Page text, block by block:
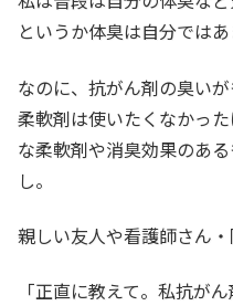
というか体臭は自分では
なのに、抗がん剤の臭い
柔軟剤は使いたくなかっ
な柔軟剤や消臭効果のあ
し。
親しい友人や看護師さん
「正直に教えて。私抗が